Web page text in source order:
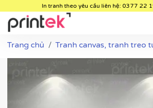
In tranh theo yêu cầu liên hệ: 0377 22
Trang chủ Tranh canvas, tranh treo